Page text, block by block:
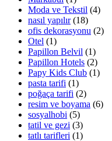
Moda ve Tekstil (4)
nasıl yapılır(18)
ofis dekorasyonu (2)
Otel (1)
Papillon Belvil (1)
Papillon Hotels (2)
Papy Kids Club (1)
pasta tarifi (1)
poğaça tarifi (2)
resim ve boyama (6)
sosyalhobi (5)
tatil ve gezi (3)
tatlı tarifleri (1)